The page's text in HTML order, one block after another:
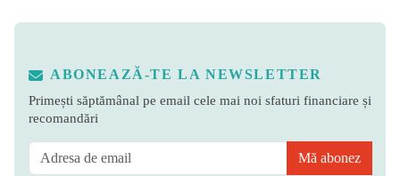
ABONEAZĂ-TE LA NEWSLETTER
Primești săptămânal pe email cele mai noi sfaturi financiare și
recomandări
Mă abonez